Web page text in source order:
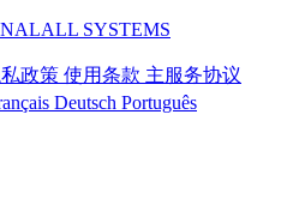
ALL SYSTEMS
政策 使用条款 主服务协议
Deutsch Português